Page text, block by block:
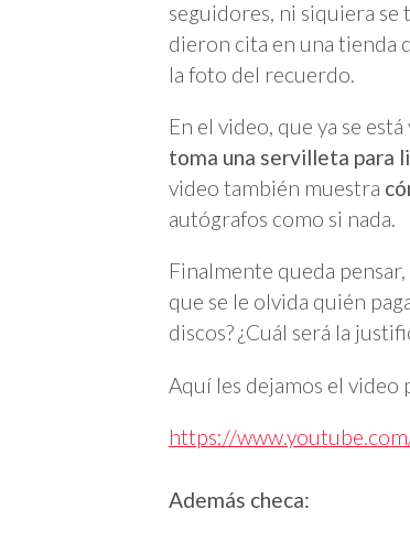
seguidores, ni siquiera se
dieron cita en una tienda
la foto del recuerdo.
En el video, que ya se
toma una servilleta para
video también muestra
autógrafos como si nada.
Finalmente queda
que se le olvida quién
discos? ¿Cuál será la
Aquí les dejamos el video
https://
Además checa: